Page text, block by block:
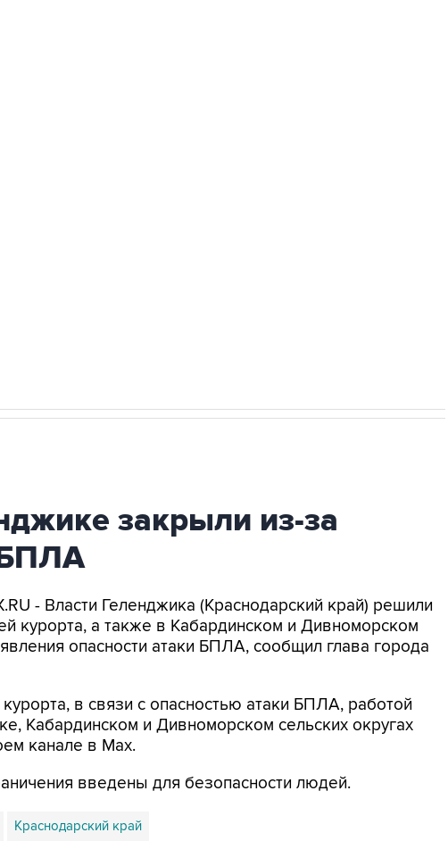
закрыли из-за
- Власти Геленджика (Краснодарский край) решили
курорта, а также в Кабардинском и Дивноморском
опасности атаки БПЛА, сообщил глава города
в связи с опасностью атаки БПЛА, работой
Кабардинском и Дивноморском сельских округах
канале в Max.
введены для безопасности людей.
Краснодарский край